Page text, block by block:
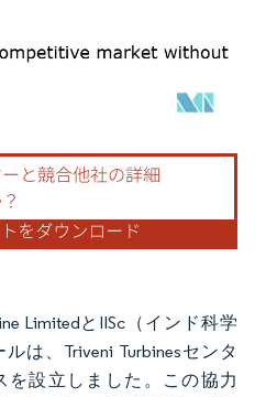
CC BY 4.0の表示が必要です。
LimitedとIISc（インド科学
は、Triveni Turbinesセンタ
を設立しました。この協力